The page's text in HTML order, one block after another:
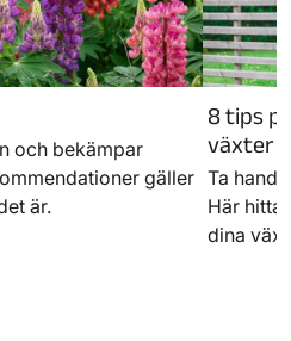
och bekämpar
gäller
är.
8 tips
växter
Ta hand
Här
dina